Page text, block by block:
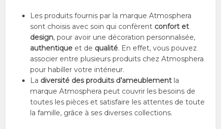
Les produits fournis par la marque Atmosphera
sont choisis avec soin qui confèrent confort et
design, pour avoir une décoration personnalisée,
authentique et de qualité. En effet, vous pouvez
associer entre plusieurs produits chez Atmosphera
pour habiller votre intérieur.
La diversité des produits d’ameublement la
marque Atmosphera peut couvrir les besoins de
toutes les pièces et satisfaire les attentes de toute
la famille, grâce à ses diverses collections.